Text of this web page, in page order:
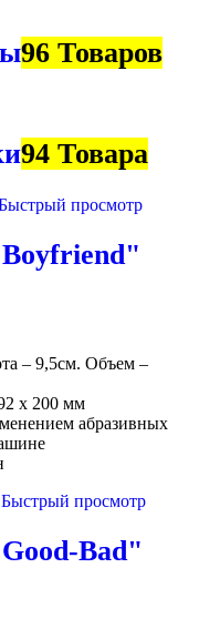
96 Товаров
94 Товара
просмотр
– 9,5см. Объем –
х 200 мм
абразивных
Быстрый просмотр
Bad"